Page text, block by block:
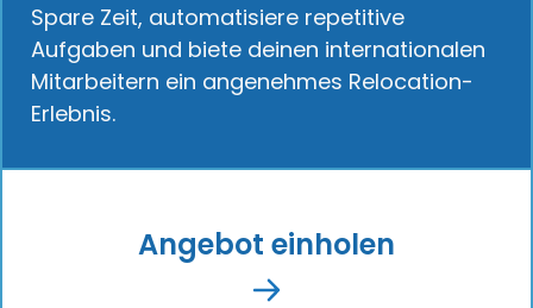
Spare Zeit, automatisiere repetitive
Aufgaben und biete deinen internationalen
Mitarbeitern ein angenehmes Relocation-
Erlebnis.
Angebot einholen